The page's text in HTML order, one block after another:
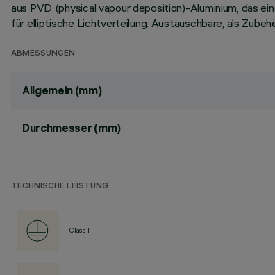
aus PVD (physical vapour deposition)-Aluminium, das
für elliptische Lichtverteilung. Austauschbare, als
ABMESSUNGEN
Allgemein (mm)
Durchmesser (mm)
TECHNISCHE LEISTUNG
Class I